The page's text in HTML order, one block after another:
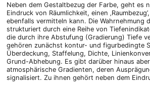
Neben dem Gestaltbezug der Farbe, geht es
Eindruck von Räumlichkeit, einen
ebenfalls vermitteln kann. Die Wahrnehmung
strukturiert durch eine Reihe von
die durch ihre Abstufung (Gradierung) Tiefe
gehören zunächst kontur- und figurbedingte
Überdeckung, Staffelung, Dichte,
Grund-Abhebung. Es gibt darüber hinaus
atmosphärische Gradienten, deren
signalisiert. Zu ihnen gehört neben dem